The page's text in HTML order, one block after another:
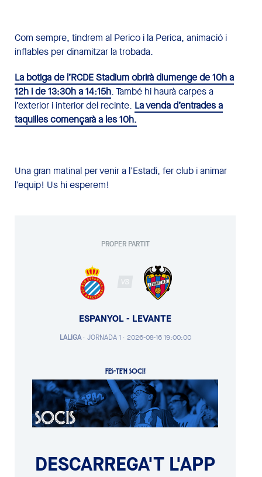
Com sempre, tindrem al Perico i la Perica, animació i
inflables per dinamitzar la trobada.
La botiga de l’RCDE Stadium obrirà diumenge de 10h a
12h i de 13:30h a 14:15h. També hi haurà carpes a
l’exterior i interior del recinte. La venda d’entrades a
taquilles començarà a les 10h.
Una gran matinal per venir a l’Estadi, fer club i animar
l’equip! Us hi esperem!
PROPER PARTIT
VS
ESPANYOL - LEVANTE
LALIGA· JORNADA 1 · 2026-08-16 19:00:00
FES-TE'N SOCI!
DESCARREGA'T L'APP